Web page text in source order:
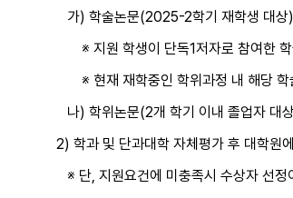
가) 학술논문(2025-2학기 재학생 대상):
※ 지원 학생이 단독1저자로 참여한 학
※ 현재 재학중인 학위과정 내 해당 학술
나) 학위논문(2개 학기 이내 졸업자 대
2) 학과 및 단과대학 자체평가 후 대학원
※ 단, 지원요건에 미충족시 수상자 선정